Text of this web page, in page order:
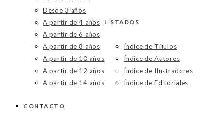
Desde 3 años
A partir de 4 años
A partir de 6 años
A partir de 8 años
A partir de 10 años
A partir de 12 años
A partir de 14 años
LISTADOS
Índice de Títulos
Índice de Autores
Índice de Ilustradores
Índice de Editoriales
CONTACTO